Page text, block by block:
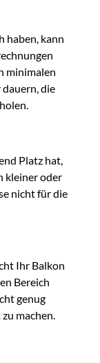
haben, kann
minimalen
dauern, die
Platz hat,
kleiner oder
nicht für die
Ihr Balkon
Bereich
genug
machen.